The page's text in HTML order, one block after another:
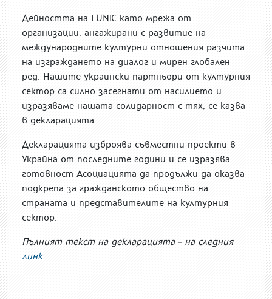
Дейността на EUNIC като мрежа от
организации, ангажирани с развитие на
международните културни отношения разчита
на изграждането на диалог и мирен глобален
ред. Нашите украински партньори от културния
сектор са силно засегнати от насилието и
изразяваме нашата солидарност с тях, се казва
в декларацията.
Декларацията изброява съвместни проекти в
Украйна от последните години и се изразява
готовност Асоциацията да продължи да оказва
подкрепа за гражданското общество на
страната и представителите на културния
сектор.
Пълният текст на декларацията – на следния
линк